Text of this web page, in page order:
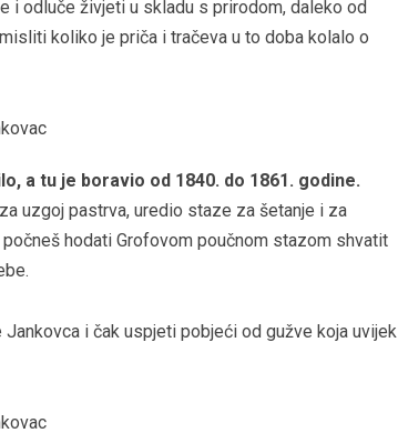
i odluče živjeti u skladu s prirodom, daleko od
koliko je priča i tračeva u to doba kolalo o
a tu je boravio od 1840. do 1861. godine.
uzgoj pastrva, uredio staze za šetanje i za
hodati Grofovom poučnom stazom shvatit
i čak uspjeti pobjeći od gužve koja uvijek